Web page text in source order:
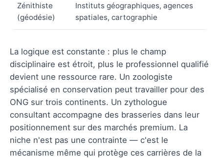
Zénithiste
(géodésie)
Instituts géographiques, agences
spatiales, cartographie
La logique est constante : plus le champ
disciplinaire est étroit, plus le professionnel qualifié
devient une ressource rare. Un zoologiste
spécialisé en conservation peut travailler pour des
ONG sur trois continents. Un zythologue
consultant accompagne des brasseries dans leur
positionnement sur des marchés premium. La
niche n'est pas une contrainte — c'est le
mécanisme même qui protège ces carrières de la